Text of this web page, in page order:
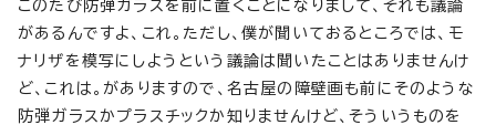
このたび防弾ガラスを前に置くことになりまして、それも議論
があるんですよ、これ。ただし、僕が聞いておるところでは、モ
ナリザを模写にしようという議論は聞いたことはありませんけ
ど、これは。がありますので、名古屋の障壁画も前にそのような
防弾ガラスかプラスチックか知りませんけど、そういうものを